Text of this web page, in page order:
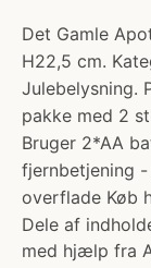
Det Gamle
H22,5 cm.
Julebelysning.
pakke med 2
Bruger 2*AA
fjernbetjening
overflade Køb
Dele af
med hjælp fra